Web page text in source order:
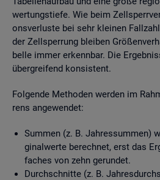
wer­tungs­tie­fe. Wie beim
ons­ver­lus­te bei sehr klei­nen
der Zell­sper­rung blei­ben
bel­le immer er­kenn­bar. Die
über­grei­fend kon­sis­tent.
Fol­gen­de Me­tho­den wer­den im
rens an­ge­wen­det:
Sum­men (z. B. Jah­res­sum­men)
gi­nal­wer­te be­rech­net, erst das
fa­ches von zehn ge­run­det.
Durch­schnit­te (z. B.